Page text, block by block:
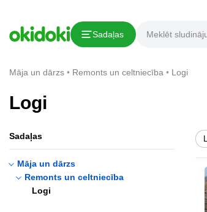
Sadaļas
Māja un dārzs Remonts un celtniecība Logi
Logi
Sadaļas
Māja un dārzs
Remonts un celtniecība
Logi